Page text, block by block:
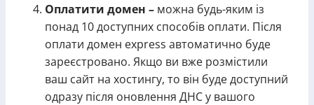
Оплатити домен – можна будь-яким із
понад 10 доступних способів оплати. Після
оплати домен express автоматично буде
зареєстровано. Якщо ви вже розмістили
ваш сайт на хостингу, то він буде доступний
одразу після оновлення ДНС у вашого